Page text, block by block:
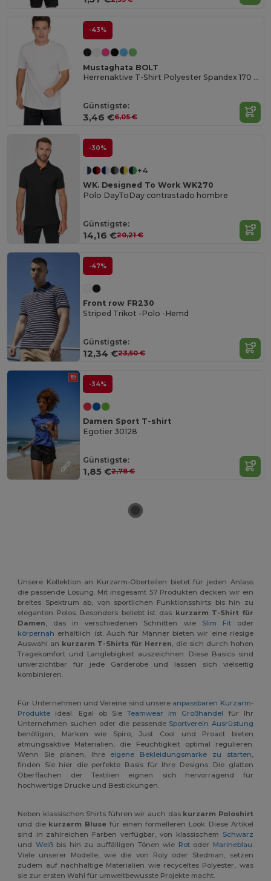
-43%
Mustaghata BOLT
Herrenaktive T-Shirt Polyester Spandex 170 g/m²
Günstigste:
3,46 €6,05 €
-30%
+4
WK. Designed To Work WK270
Polo DayToDay contrastado hombre
Günstigste:
14,16 €20,21 €
-47%
Front row FR230
Striped Trikot -Polo -Hemd
Günstigste:
12,34 €23,50 €
-34%
Damen Sport T-shirt
Egotier 30128
Günstigste:
1,85 €2,78 €
Unsere Kollektion an Kurzarm-Oberteilen bietet für jeden Anlass
die passende Lösung. Mit insgesamt 57 Produkten decken wir ein
breites Spektrum ab, von sportlichen Funktionsshirts bis hin zu
eleganten Polos. Besonders beliebt ist das kurzarm T-Shirt für
Damen, das in verschiedenen Schnitten wie Slim Fitoder
körpernah erhältlich ist. Auch für Männer bieten wir eine riesige
Auswahl an kurzarm T-Shirts für Herren, die sich durch hohen
Tragekomfort und Langlebigkeit auszeichnen. Diese Basics sind
unverzichtbar für jede Garderobe und lassen sich vielseitig
kombinieren.
Für Unternehmen und Vereine sind unsere anpassbaren Kurzarm-
Produkte ideal. Egal ob SieTeamwear im Großhandel
für Ihr
Unternehmen suchen oder die passende Sportverein Ausrüstung
benötigen, Marken wie Spiro, Just Cool und Proact bieten
atmungsaktive Materialien, die Feuchtigkeit optimal regulieren.
Wenn Sie planen, Ihre eigene Bekleidungsmarke zu starten,
finden Sie hier die perfekte Basis für Ihre Designs. Die glatten
Oberflächen der Textilien eignen sich hervorragend für
hochwertige Drucke und Bestickungen.
Neben klassischen Shirts führen wir auch das kurzarm Poloshirt
und die kurzarm Bluse für einen formelleren Look. Diese Artikel
sind in zahlreichen Farben verfügbar, von klassischem Schwarz
und Weißbis hin zu auffälligen Tönen wie Rotoder Marineblau.
Viele unserer Modelle, wie die von Roly oder Stedman, setzen
zudem auf nachhaltige Materialien wie recyceltes Polyester, was
sie zur ersten Wahl für umweltbewusste Projekte macht.